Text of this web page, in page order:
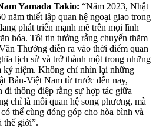
Yamada Takio: “Năm 2023, Nhật
năm thiết lập quan hệ ngoại giao trong
phát triển mạnh mẽ trên mọi lĩnh
hóa. Tôi tin tưởng rằng chuyến thăm
Thưởng diễn ra vào thời điểm quan
lịch sử và trở thành một trong những
kỷ niệm. Không chỉ nhìn lại những
Bản-Việt Nam từ trước đến nay,
đi thông điệp rằng sự hợp tác giữa
chỉ là mối quan hệ song phương, mà
thể cùng đóng góp cho hòa bình và
thế giới”.